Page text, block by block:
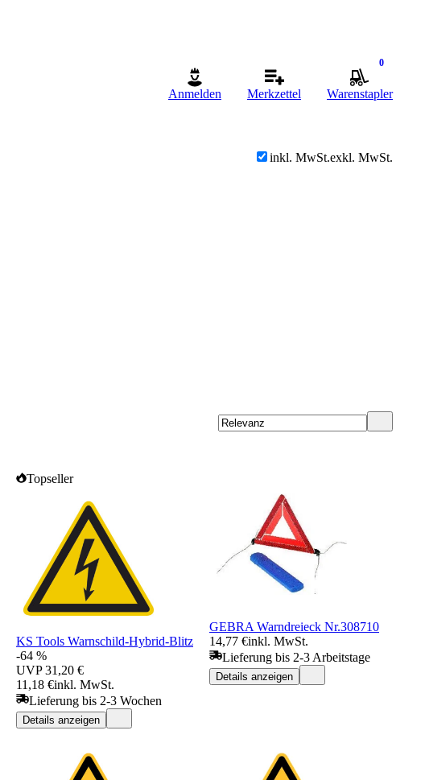
Anmelden Merkzettel
0
Warenstapler
inkl. MwSt.exkl. MwSt.
Topseller
KS Tools Warnschild-Hybrid-Blitz
-64 %
UVP 31,20 €
11,18 €inkl. MwSt.
Lieferung bis 2-3 Wochen
Details anzeigen
GEBRA Warndreieck Nr.308710
14,77 €inkl. MwSt.
Lieferung bis 2-3 Arbeitstage
Details anzeigen